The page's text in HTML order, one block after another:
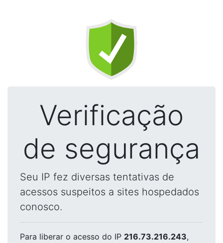
Verificação
de segurança
Seu IP fez diversas tentativas de
acessos suspeitos a sites hospedados
conosco.
Para liberar o acesso do IP 216.73.216.243,